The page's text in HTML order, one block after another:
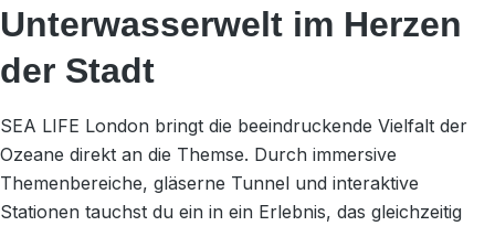
Unterwasserwelt im Herzen
der Stadt
SEA LIFE London bringt die beeindruckende Vielfalt der
Ozeane direkt an die Themse. Durch immersive
Themenbereiche, gläserne Tunnel und interaktive
Stationen tauchst du ein in ein Erlebnis, das gleichzeitig